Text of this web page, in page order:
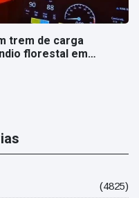
trem de carga
florestal em
(4825)